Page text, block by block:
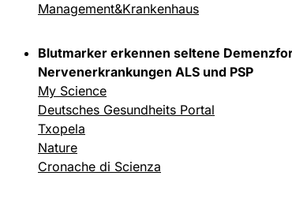
Management&Krankenhaus
Blutmarker erkennen seltene
Nervenerkrankungen ALS und PSP
My Science
Deutsches Gesundheits Portal
Txopela
Nature
Cronache di Scienza